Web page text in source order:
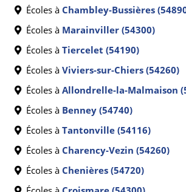
Écoles à Chambley-Bussières
Écoles à Marainviller (54300)
Écoles à Tiercelet (54190)
Écoles à Viviers-sur-Chiers (54260)
Écoles à Allondrelle-la-Malmaison
Écoles à Benney (54740)
Écoles à Tantonville (54116)
Écoles à Charency-Vezin (54260)
Écoles à Chenières (54720)